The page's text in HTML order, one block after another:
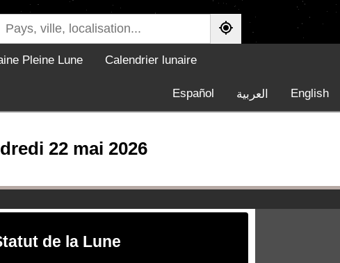
Pleine Lune Calendrier lunaire
English العربية Español
22 mai 2026
de la Lune